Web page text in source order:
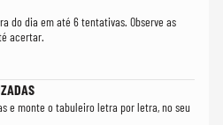
do dia em até 6 tentativas. Observe as
acertar.
e monte o tabuleiro letra por letra, no seu